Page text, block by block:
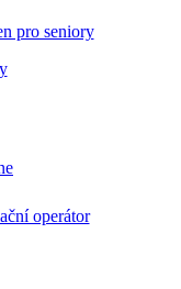
pro seniory